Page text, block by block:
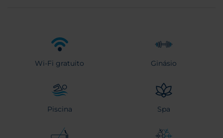
Wi-Fi gratuito Ginásio
Piscina Spa